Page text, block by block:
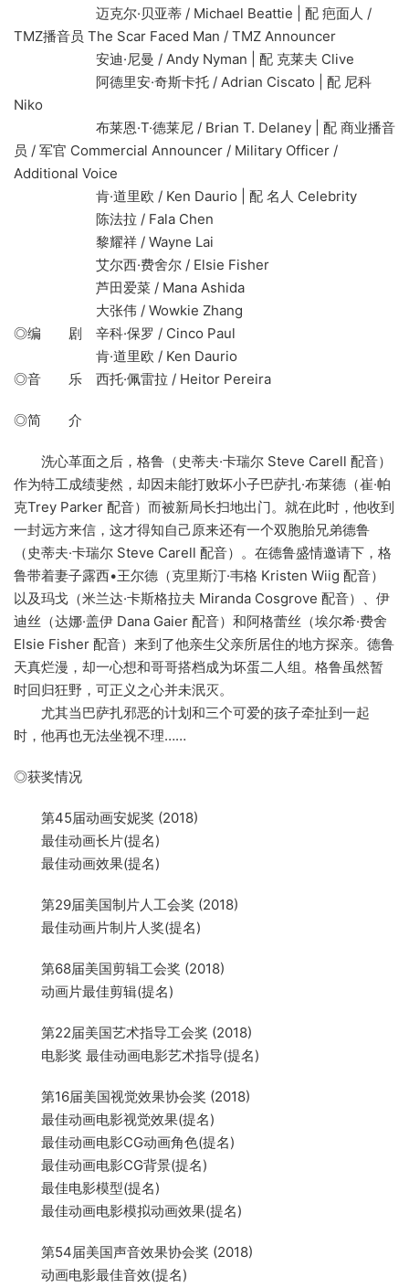
迈克尔·贝亚蒂 / Michael Beattie | 配 疤面人 /
TMZ播音员 The Scar Faced Man / TMZ Announcer
安迪·尼曼 / Andy Nyman | 配 克莱夫 Clive
阿德里安·奇斯卡托 / Adrian Ciscato | 配 尼科
Niko
布莱恩·T·德莱尼 / Brian T. Delaney | 配 商业播音
员 / 军官 Commercial Announcer / Military Officer /
Additional Voice
肯·道里欧 / Ken Daurio | 配 名人 Celebrity
陈法拉 / Fala Chen
黎耀祥 / Wayne Lai
艾尔西·费舍尔 / Elsie Fisher
芦田爱菜 / Mana Ashida
大张伟 / Wowkie Zhang
◎编 剧 辛科·保罗 / Cinco Paul
肯·道里欧 / Ken Daurio
◎音 乐 西托·佩雷拉 / Heitor Pereira
◎简 介
洗心革面之后，格鲁（史蒂夫·卡瑞尔 Steve Carell 配音）
作为特工成绩斐然，却因未能打败坏小子巴萨扎·布莱德（崔·帕
克Trey Parker 配音）而被新局长扫地出门。就在此时，他收到
一封远方来信，这才得知自己原来还有一个双胞胎兄弟德鲁
（史蒂夫·卡瑞尔 Steve Carell 配音）。在德鲁盛情邀请下，格
鲁带着妻子露西•王尔德（克里斯汀·韦格 Kristen Wiig 配音）
以及玛戈（米兰达·卡斯格拉夫 Miranda Cosgrove 配音）、伊
迪丝（达娜·盖伊 Dana Gaier 配音）和阿格蕾丝（埃尔希·费舍
Elsie Fisher 配音）来到了他亲生父亲所居住的地方探亲。德鲁
天真烂漫，却一心想和哥哥搭档成为坏蛋二人组。格鲁虽然暂
时回归狂野，可正义之心并未泯灭。
尤其当巴萨扎邪恶的计划和三个可爱的孩子牵扯到一起
时，他再也无法坐视不理……
◎获奖情况
第45届动画安妮奖 (2018)
最佳动画长片(提名)
最佳动画效果(提名)
第29届美国制片人工会奖 (2018)
最佳动画片制片人奖(提名)
第68届美国剪辑工会奖 (2018)
动画片最佳剪辑(提名)
第22届美国艺术指导工会奖 (2018)
电影奖 最佳动画电影艺术指导(提名)
第16届美国视觉效果协会奖 (2018)
最佳动画电影视觉效果(提名)
最佳动画电影CG动画角色(提名)
最佳动画电影CG背景(提名)
最佳电影模型(提名)
最佳动画电影模拟动画效果(提名)
第54届美国声音效果协会奖 (2018)
动画电影最佳音效(提名)